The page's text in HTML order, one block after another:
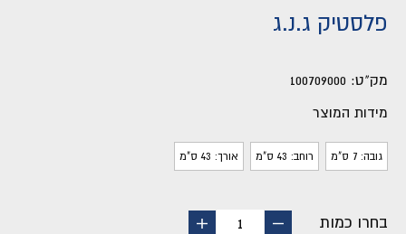
פלסטיק ג.נ.ג
מק"ט: 100709000
מידות המוצר
גובה: 7 ס"מ רוחב: 43 ס"מ אורך: 43 ס"מ
בחרו כמות
החסר
1
הוסף